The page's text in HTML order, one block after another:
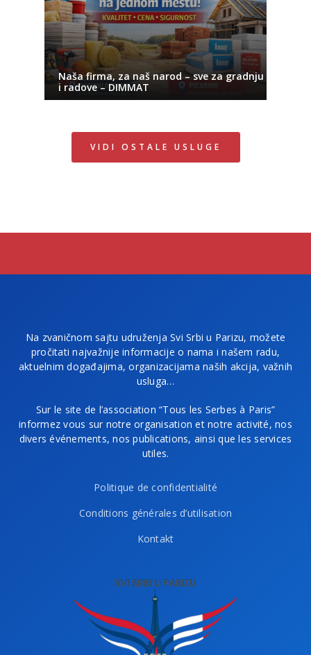
Naša firma, za naš narod – sve za gradnju
i radove – DIMMAT
VIDI OSTALE USLUGE
Na zvaničnom sajtu udruženja Svi Srbi u Parizu, možete
pročitati najvažnije informacije o nama i našem radu,
aktuelnim događajima, organizacijama naših akcija, važnih
usluga…
Sur le site de l’association “Tous les Serbes à Paris”
informez vous sur notre organisation et notre activité, nos
divers événements, nos publications, ainsi que les services
utiles.
Politique de confidentialité
Conditions générales d’utilisation
Kontakt